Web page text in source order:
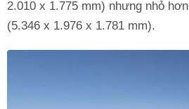
2.010 x 1.775 mm) nhưng nhỏ hơn
(5.346 x 1.976 x 1.781 mm).